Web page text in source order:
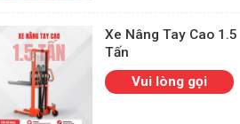
Xe Nâng Tay Cao 1.5
Tấn
Vui lòng gọi